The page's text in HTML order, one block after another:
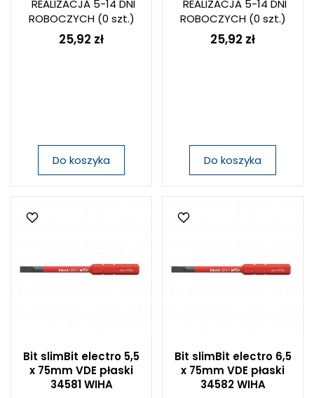
REALIZACJA 5-14 DNI
ROBOCZYCH(0 szt.)
25,92 zł
Do koszyka
REALIZACJA 5-14 DNI
ROBOCZYCH(0 szt.)
25,92 zł
Do koszyka
Bit slimBit electro 5,5
x 75mm VDE płaski
34581 WIHA
Bit slimBit electro 6,5
x 75mm VDE płaski
34582 WIHA